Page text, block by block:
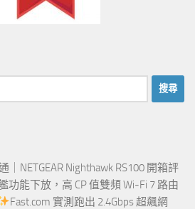
｜NETGEAR Nighthawk RS100 開箱評
功能下放，高 CP 值雙頻 Wi-Fi 7 路由
Fast.com 實測跑出 2.4Gbps 超飆網